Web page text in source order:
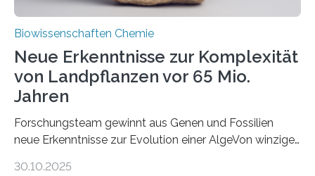
Biowissenschaften Chemie
Neue Erkenntnisse zur Komplexität
von Landpflanzen vor 65 Mio.
Jahren
Forschungsteam gewinnt aus Genen und Fossilien
neue Erkenntnisse zur Evolution einer AlgeVon winzigen
Landpflanzen zählen zu den komplexesten
30.10.2025